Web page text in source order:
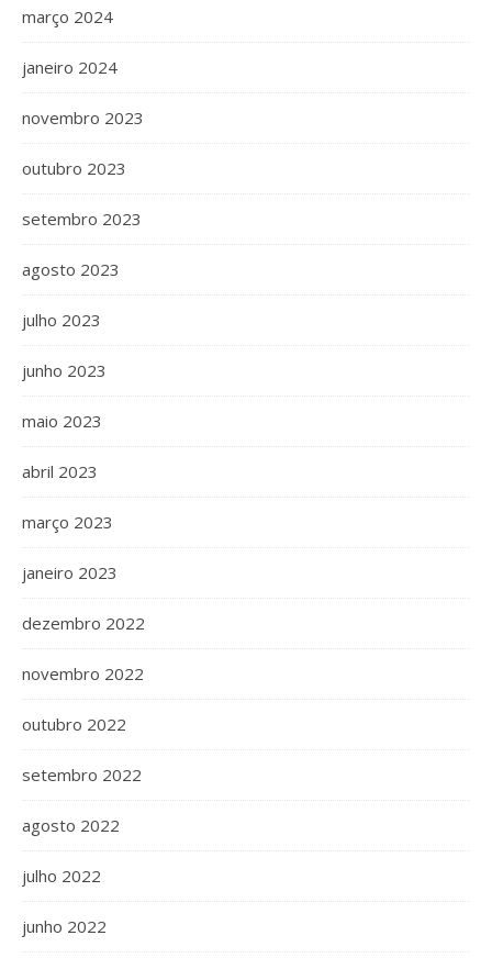
março 2024
janeiro 2024
novembro 2023
outubro 2023
setembro 2023
agosto 2023
julho 2023
junho 2023
maio 2023
abril 2023
março 2023
janeiro 2023
dezembro 2022
novembro 2022
outubro 2022
setembro 2022
agosto 2022
julho 2022
junho 2022